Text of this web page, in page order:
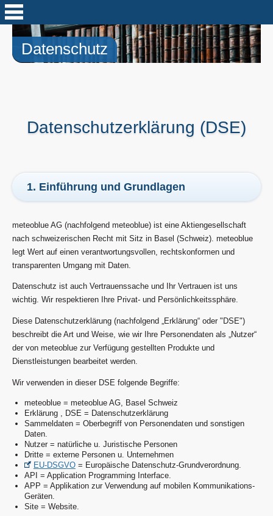
Datenschutz
Datenschutzerklärung (DSE)
1. Einführung und Grundlagen
meteoblue AG (nachfolgend meteoblue) ist eine Aktiengesellschaft
nach schweizerischen Recht mit Sitz in Basel (Schweiz). meteoblue
legt Wert auf einen verantwortungsvollen, rechtskonformen und
transparenten Umgang mit Daten.
Datenschutz ist auch Vertrauenssache und Ihr Vertrauen ist uns
wichtig. Wir respektieren Ihre Privat- und Persönlichkeitssphäre.
Diese Datenschutzerklärung (nachfolgend „Erklärung“ oder "DSE")
beschreibt die Art und Weise, wie wir Ihre Personendaten als „Nutzer“
der von meteoblue zur Verfügung gestellten Produkte und
Dienstleistungen bearbeitet werden.
Wir verwenden in dieser DSE folgende Begriffe:
meteoblue = meteoblue AG, Basel Schweiz
Erklärung , DSE = Datenschutzerklärung
Sammeldaten = Oberbegriff von Personendaten und sonstigen
Daten.
Nutzer = natürliche u. Juristische Personen
Dritte = externe Personen u. Unternehmen
EU-DSGVO= Europäische Datenschutz-Grundverordnung.
API = Application Programming Interface.
APP = Applikation zur Verwendung auf mobilen Kommunikations-
Geräten.
Site = Website.